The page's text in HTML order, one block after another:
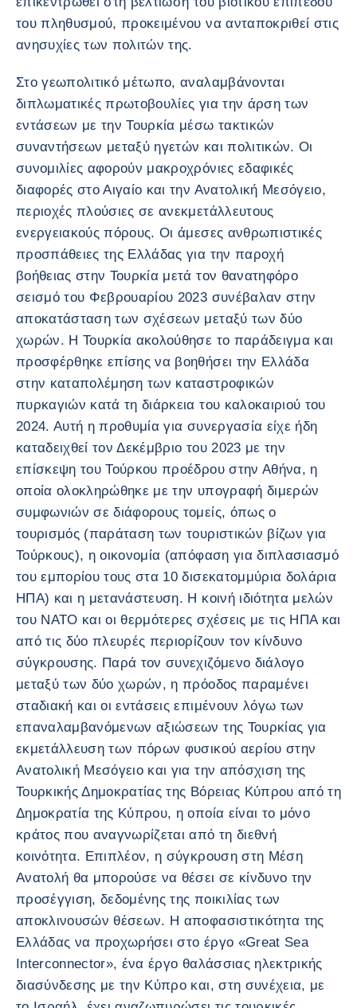
του πληθυσμού, προκειμένου να ανταποκριθεί στις
ανησυχίες των πολιτών της.
Στο γεωπολιτικό μέτωπο, αναλαμβάνονται
διπλωματικές πρωτοβουλίες για την άρση των
εντάσεων με την Τουρκία μέσω τακτικών
συναντήσεων μεταξύ ηγετών και πολιτικών. Οι
συνομιλίες αφορούν μακροχρόνιες εδαφικές
διαφορές στο Αιγαίο και την Ανατολική Μεσόγειο,
περιοχές πλούσιες σε ανεκμετάλλευτους
ενεργειακούς πόρους. Οι άμεσες ανθρωπιστικές
προσπάθειες της Ελλάδας για την παροχή
βοήθειας στην Τουρκία μετά τον θανατηφόρο
σεισμό του Φεβρουαρίου 2023 συνέβαλαν στην
αποκατάσταση των σχέσεων μεταξύ των δύο
χωρών. Η Τουρκία ακολούθησε το παράδειγμα και
προσφέρθηκε επίσης να βοηθήσει την Ελλάδα
στην καταπολέμηση των καταστροφικών
πυρκαγιών κατά τη διάρκεια του καλοκαιριού του
2024. Αυτή η προθυμία για συνεργασία είχε ήδη
καταδειχθεί τον Δεκέμβριο του 2023 με την
επίσκεψη του Τούρκου προέδρου στην Αθήνα, η
οποία ολοκληρώθηκε με την υπογραφή διμερών
συμφωνιών σε διάφορους τομείς, όπως ο
τουρισμός (παράταση των τουριστικών βίζων για
Τούρκους), η οικονομία (απόφαση για διπλασιασμό
του εμπορίου τους στα 10 δισεκατομμύρια δολάρια
ΗΠΑ) και η μετανάστευση. Η κοινή ιδιότητα μελών
του ΝΑΤΟ και οι θερμότερες σχέσεις με τις ΗΠΑ και
από τις δύο πλευρές περιορίζουν τον κίνδυνο
σύγκρουσης. Παρά τον συνεχιζόμενο διάλογο
μεταξύ των δύο χωρών, η πρόοδος παραμένει
σταδιακή και οι εντάσεις επιμένουν λόγω των
επαναλαμβανόμενων αξιώσεων της Τουρκίας για
εκμετάλλευση των πόρων φυσικού αερίου στην
Ανατολική Μεσόγειο και για την απόσχιση της
Τουρκικής Δημοκρατίας της Βόρειας Κύπρου από τη
Δημοκρατία της Κύπρου, η οποία είναι το μόνο
κράτος που αναγνωρίζεται από τη διεθνή
κοινότητα. Επιπλέον, η σύγκρουση στη Μέση
Ανατολή θα μπορούσε να θέσει σε κίνδυνο την
προσέγγιση, δεδομένης της ποικιλίας των
αποκλινουσών θέσεων. Η αποφασιστικότητα της
Ελλάδας να προχωρήσει στο έργο «Great Sea
Interconnector», ένα έργο θαλάσσιας ηλεκτρικής
διασύνδεσης με την Κύπρο και, στη συνέχεια, με